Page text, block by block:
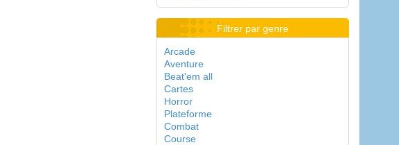
Filtrer par genre
Arcade
Aventure
Beat'em all
Cartes
Horror
Plateforme
Combat
Course